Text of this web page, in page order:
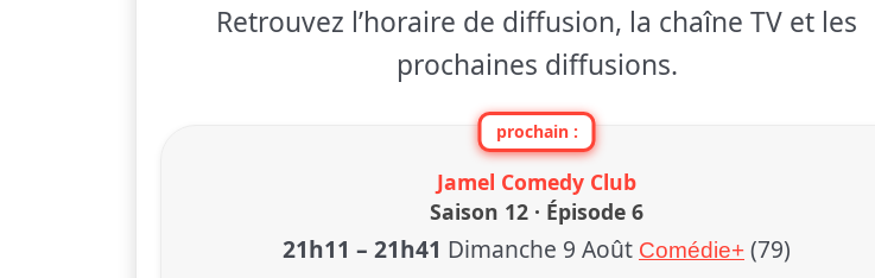
Retrouvez l’horaire de diffusion, la chaîne TV et les
prochaines diffusions.
prochain :
Jamel Comedy Club
Saison 12 · Épisode 6
21h11 – 21h41 Dimanche 9 Août Comédie+ (79)